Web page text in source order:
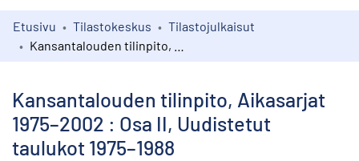
Kokoelmat
Etusivu Tilastokeskus
Tilastojulkaisut
Kansantalouden tilinpito, Aikasarjat
1975–2002 : Osa II, Uudistetut
taulukot 1975–1988